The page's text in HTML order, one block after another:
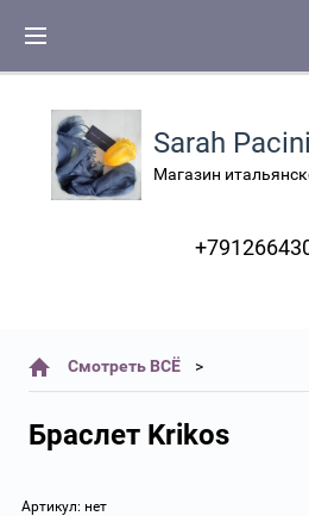
Sarah
Магазин
Смотреть ВСЁ
Браслет Krikos
Артикул: нет